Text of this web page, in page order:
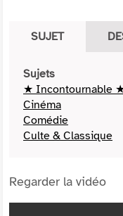
SUJET
Sujets
★ Incontournable
Cinéma
Comédie
Culte & Classique
Regarder la vidéo